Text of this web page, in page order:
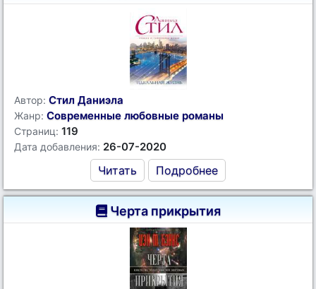
Автор: Стил Даниэла
Жанр: Современные любовные романы
Страниц: 119
Дата добавления: 26-07-2020
Читать Подробнее
Черта прикрытия